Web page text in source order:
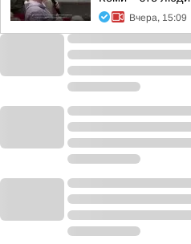
Вчера, 15:09